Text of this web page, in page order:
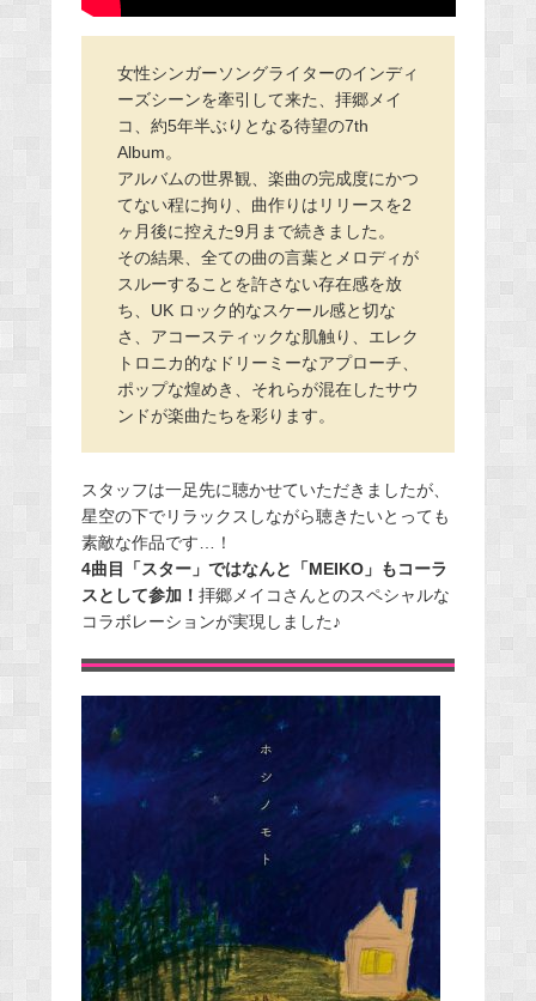
女性シンガーソングライターのインディ
ーズシーンを牽引して来た、拝郷メイ
コ、約5年半ぶりとなる待望の7th
Album。
アルバムの世界観、楽曲の完成度にかつ
てない程に拘り、曲作りはリリースを2
ヶ月後に控えた9月まで続きました。
その結果、全ての曲の言葉とメロディが
スルーすることを許さない存在感を放
ち、UK ロック的なスケール感と切な
さ、アコースティックな肌触り、エレク
トロニカ的なドリーミーなアプローチ、
ポップな煌めき、それらが混在したサウ
ンドが楽曲たちを彩ります。
スタッフは一足先に聴かせていただきましたが、
星空の下でリラックスしながら聴きたいとっても
素敵な作品です…！
4曲目「スター」ではなんと「MEIKO」もコーラ
スとして参加！ 拝郷メイコさんとのスペシャルな
コラボレーションが実現しました♪